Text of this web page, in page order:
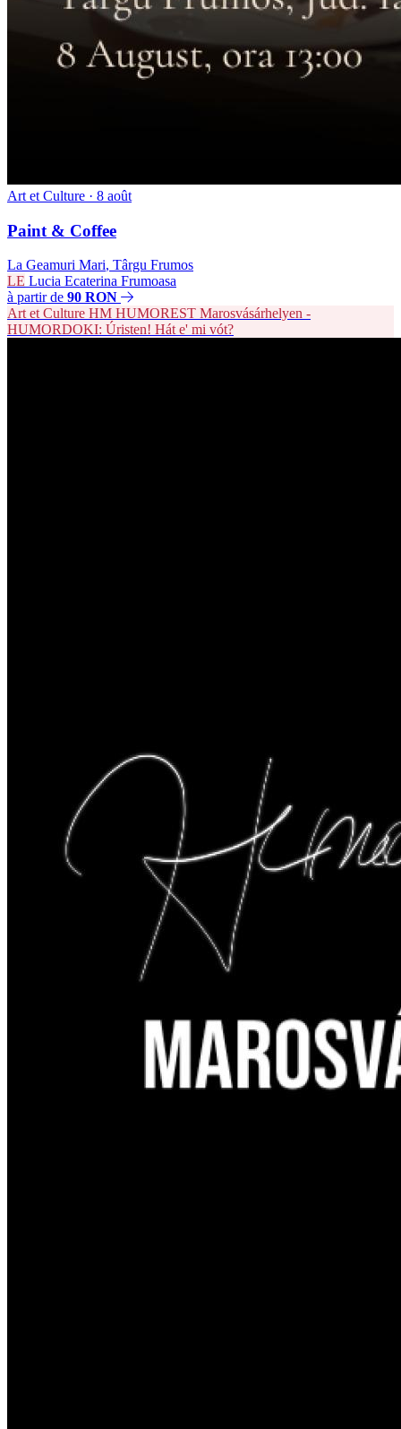
Art et Culture · 8 août
Paint & Coffee
La Geamuri Mari, Târgu Frumos
LE Lucia Ecaterina Frumoasa
à partir de 90 RON
Art et Culture HM HUMOREST Marosvásárhelyen -
HUMORDOKI: Úristen! Hát e' mi vót?